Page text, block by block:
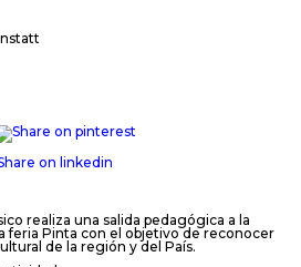
realiza una salida pedagógica a la
feria Pinta con el objetivo de reconocer
de la región y del País.